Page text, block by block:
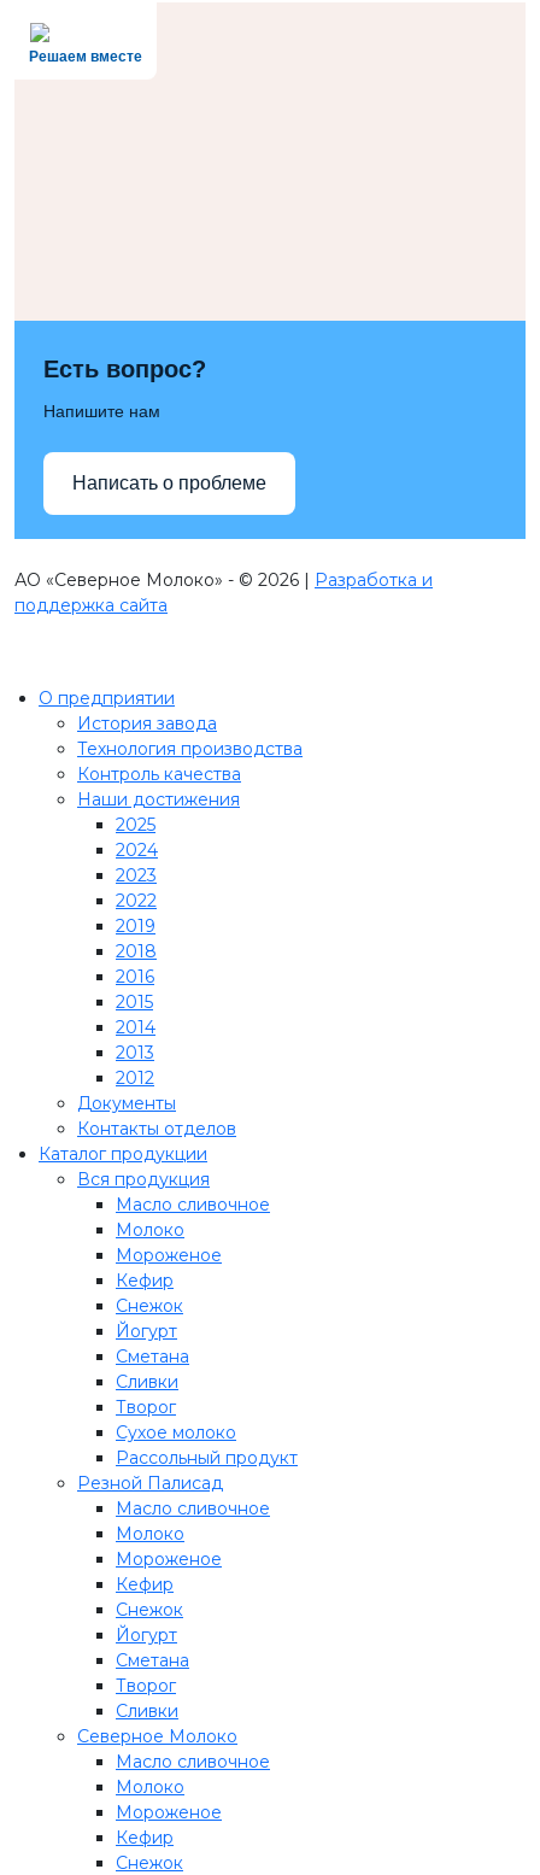
Решаем вместе
Есть вопрос?
Напишите нам
Написать о проблеме
АО «Северное Молоко» - © 2026 | Разработка и
поддержка сайта
О предприятии
История завода
Технология производства
Контроль качества
Наши достижения
2025
2024
2023
2022
2019
2018
2016
2015
2014
2013
2012
Документы
Контакты отделов
Каталог продукции
Вся продукция
Масло сливочное
Молоко
Мороженое
Кефир
Снежок
Йогурт
Сметана
Сливки
Творог
Сухое молоко
Рассольный продукт
Резной Палисад
Масло сливочное
Молоко
Мороженое
Кефир
Снежок
Йогурт
Сметана
Творог
Сливки
Северное Молоко
Масло сливочное
Молоко
Мороженое
Кефир
Снежок